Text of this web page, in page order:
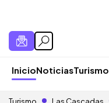
InicioNoticiasTurismo